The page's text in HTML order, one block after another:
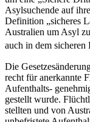
Asylsuchende auf
Definition „sicheres
Australien um Asyl
auch in dem sicheren
Die
recht für anerkannte
Aufenthalts-
gestellt wurde.
stellten und von